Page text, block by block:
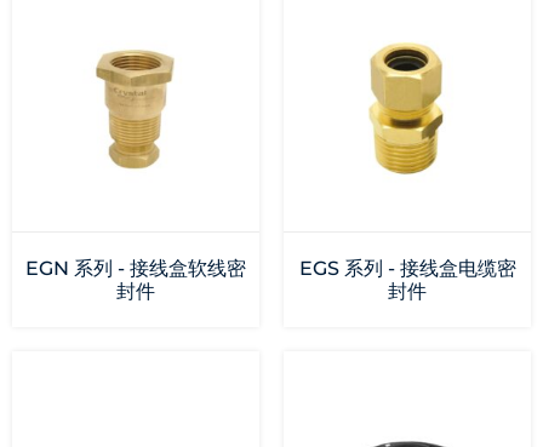
EGN 系列 - 接线盒软线密
封件
EGS 系列 - 接线盒电缆密
封件